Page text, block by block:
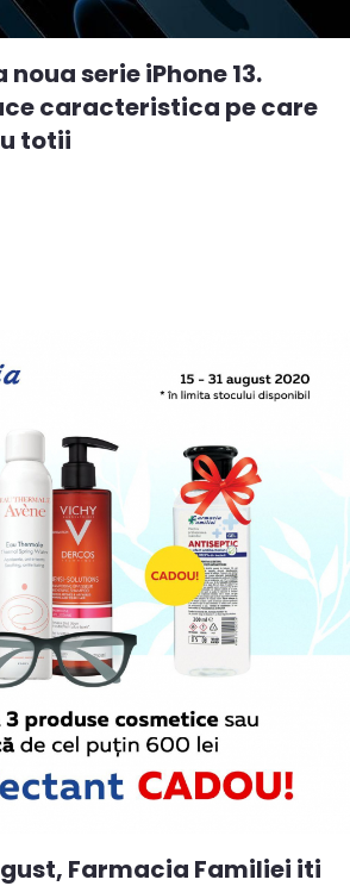
serie iPhone 13.
caracteristica pe care
totii
Farmacia Familiei iti